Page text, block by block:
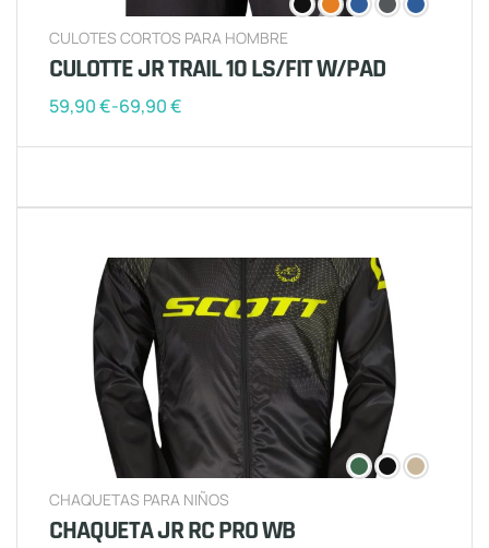
CULOTES CORTOS PARA HOMBRE
CULOTTE JR TRAIL 10 LS/FIT W/PAD
59,90€-69,90€
CHAQUETAS PARA NIÑOS
CHAQUETA JR RC PRO WB